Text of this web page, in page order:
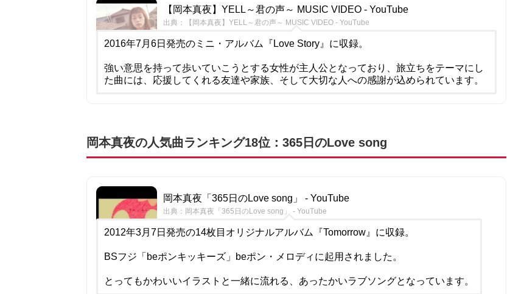
【岡本真夜】YELL～君の声～ MUSIC VIDEO - YouTube
出典：【岡本真夜】YELL～君の声～ MUSIC VIDEO - YouTube
2016年7月6日発売のミニ・アルバム『Love Story』に収録。
強い意思を持って歩いていこうとする女性が主人公となっており、旅立ちをテーマにし
た曲には、応援してくれる友達や家族、そして大切な人への感謝が込められています。
岡本真夜の人気曲ランキング18位：365日のLove song
岡本真夜「365日のLove song」 - YouTube
出典：岡本真夜「365日のLove song」 - YouTube
2012年3月7日発売の14枚目オリジナルアルバム『Tomorrow』に収録。
BSフジ「beポンキッキーズ」beポン・メロディに起用されました。
とってもかわいいイラストと一緒に流れる、あったかいラブソングとなっています。